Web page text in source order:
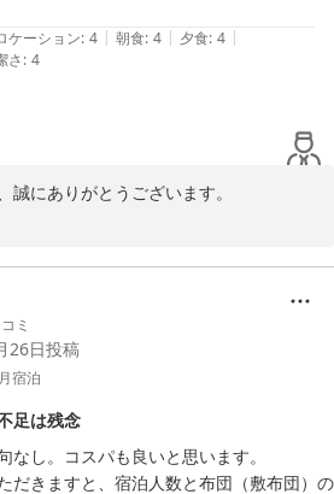
る関係上で仕方ないのですが、部屋から
でしたね。
には良いですが、せめて、お年を召され
には、チェックイン時に利用されてるカー
ます。
そびれたのが残念でした。
応されてたので仕方ないですが…
ケーション: 4 | 朝食: 4 | 夕食: 4 |
さ: 4
誠にありがとうございます。
設の立地に関する貴重なご意見もあり
ント付与につきまして、当ホテルはｄ
ますが、付与対象が予約サイトにより異
ご予約は対象外となりますので、チェッ
ておりませんでした。恐れ入りますがご
、今後改善の参考にさせていただきま
ミ
26日投稿
宿泊
足は残念
し。コスパも良いと思います。
だきますと、宿泊人数と布団（敷布団）の